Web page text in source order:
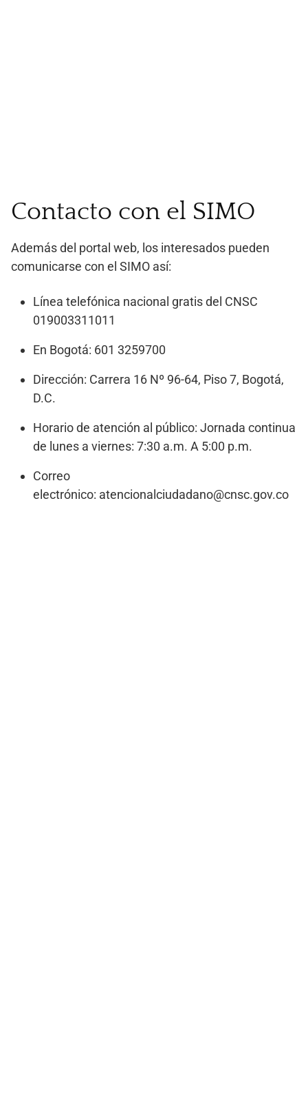
Contacto con el SIMO
Además del portal web, los interesados pueden
comunicarse con el SIMO así:
Línea telefónica nacional gratis del CNSC
019003311011
En Bogotá: 601 3259700
Dirección: Carrera 16 Nº 96-64, Piso 7, Bogotá,
D.C.
Horario de atención al público: Jornada continua
de lunes a viernes: 7:30 a.m. A 5:00 p.m.
Correo
electrónico: atencionalciudadano@cnsc.gov.co